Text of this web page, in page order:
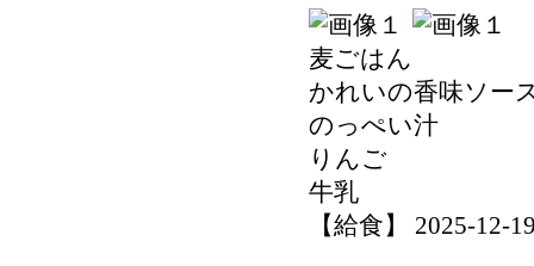
麦ごはん
かれいの香味ソー
のっぺい汁
りんご
牛乳
【給食】 2025-12-